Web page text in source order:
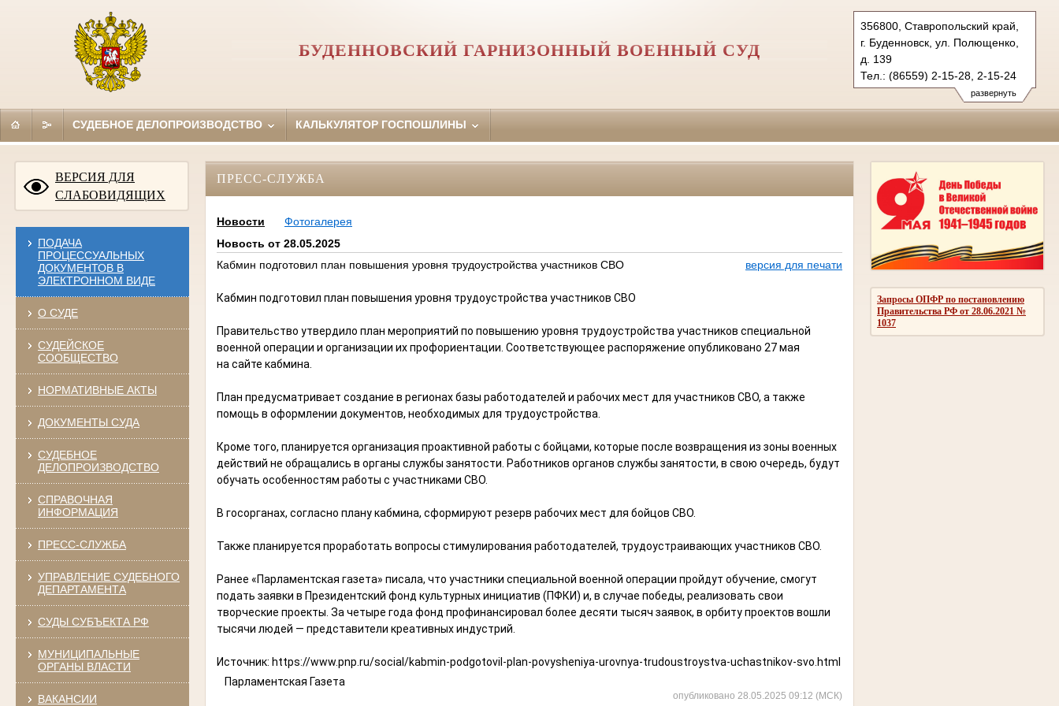
развернуть
356800, Ставропольский край,
г. Буденновск, ул. Полющенко,
д. 139
Тел.: (86559) 2-15-28, 2-15-24
bgvs.stv@sudrf.ru
БУДЕННОВСКИЙ ГАРНИЗОННЫЙ ВОЕННЫЙ СУД
СУДЕБНОЕ ДЕЛОПРОИЗВОДСТВО КАЛЬКУЛЯТОР ГОСПОШЛИНЫ
ВЕРСИЯ ДЛЯ
СЛАБОВИДЯЩИХ
ПОДАЧА
ПРОЦЕССУАЛЬНЫХ
ДОКУМЕНТОВ В
ЭЛЕКТРОННОМ ВИДЕ
О СУДЕ
СУДЕЙСКОЕ
СООБЩЕСТВО
НОРМАТИВНЫЕ АКТЫ
ДОКУМЕНТЫ СУДА
СУДЕБНОЕ
ДЕЛОПРОИЗВОДСТВО
СПРАВОЧНАЯ
ИНФОРМАЦИЯ
ПРЕСС-СЛУЖБА
УПРАВЛЕНИЕ СУДЕБНОГО
ДЕПАРТАМЕНТА
СУДЫ СУБЪЕКТА РФ
МУНИЦИПАЛЬНЫЕ
ОРГАНЫ ВЛАСТИ
ВАКАНСИИ
Запросы ОПФР по постановлению
Правительства РФ от 28.06.2021 №
1037
ПРЕСС-СЛУЖБА
Новости
Фотогалерея
Новость от 28.05.2025
Кабмин подготовил план повышения уровня трудоустройства участников СВО
версия для печати
Кабмин подготовил план повышения уровня трудоустройства участников СВО
Правительство утвердило план мероприятий по повышению уровня трудоустройства участников специальной
военной операции и организации их профориентации. Соответствующее распоряжение опубликовано 27 мая
на сайте кабмина.
План предусматривает создание в регионах базы работодателей и рабочих мест для участников СВО, а также
помощь в оформлении документов, необходимых для трудоустройства.
Кроме того, планируется организация проактивной работы с бойцами, которые после возвращения из зоны военных
действий не обращались в органы службы занятости. Работников органов службы занятости, в свою очередь, будут
обучать особенностям работы с участниками СВО.
В госорганах, согласно плану кабмина, сформируют резерв рабочих мест для бойцов СВО.
Также планируется проработать вопросы стимулирования работодателей, трудоустраивающих участников СВО.
Ранее «Парламентская газета» писала, что участники специальной военной операции пройдут обучение, смогут
подать заявки в Президентский фонд культурных инициатив (ПФКИ) и, в случае победы, реализовать свои
творческие проекты. За четыре года фонд профинансировал более десяти тысяч заявок, в орбиту проектов вошли
тысячи людей — представители креативных индустрий.
Источник: https://www.pnp.ru/social/kabmin-podgotovil-plan-povysheniya-urovnya-trudoustroystva-uchastnikov-svo.html
Парламентская Газета
опубликовано 28.05.2025 09:12 (МСК)